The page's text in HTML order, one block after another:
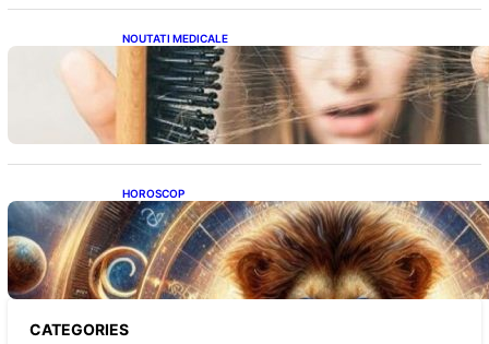
NOUTATI MEDICALE
Semnele unei deficiențe de proteine:
Impactul asupra sănătății tale
HOROSCOP
Portalul Leului 8/8: Oportunități de
Abundență pentru Cinci Zodii în 2026
CATEGORIES